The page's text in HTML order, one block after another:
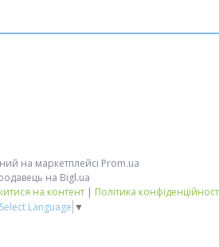
на маркетплейсі Prom.ua
на Bigl.ua
на контент | Політика
Select Language ▼